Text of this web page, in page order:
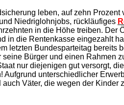
leben, auf zehn Prozent
Niedriglohnjobs, rückläufiges
in die Höhe treiben. Der
in die Rentenkasse eingezahlt
letzten Bundesparteitag bereits
Bürger und einen Rahmen
nur diejenigen gut versorgt,
unterschiedlicher
Väter, die wegen der Kinder